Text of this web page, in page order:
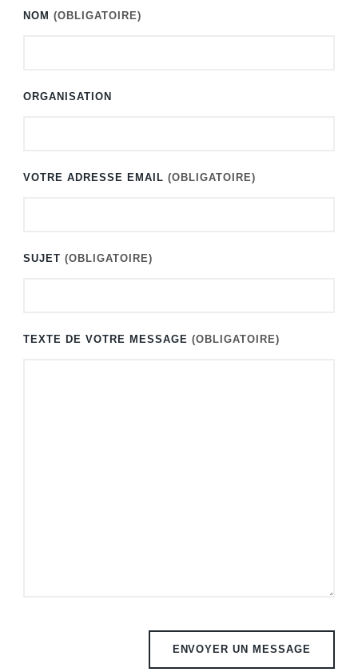
NOM(OBLIGATOIRE)
ORGANISATION
VOTRE ADRESSE EMAIL(OBLIGATOIRE)
SUJET(OBLIGATOIRE)
TEXTE DE VOTRE MESSAGE(OBLIGATOIRE)